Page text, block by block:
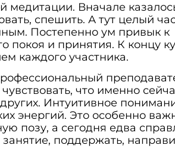
медитации. Вначале
спешить. А тут целый
Постепенно ум привык к
покоя и принятия. К концу
каждого участника.
что именно
Интуитивное
энергий. Это особенно
позу, а сегодня едва
поддержать,